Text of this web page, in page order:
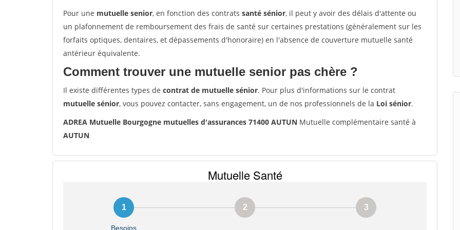
Pour une mutuelle senior, en fonction des contrats santé sénior, il peut y avoir des délais d'attente ou
un plafonnement de remboursement des frais de santé sur certaines prestations (généralement sur les
forfaits optiques, dentaires, et dépassements d'honoraire) en l'absence de couverture mutuelle santé
antérieur équivalente.
Comment trouver une mutuelle senior pas chère ?
Il existe différentes types de contrat de mutuelle sénior. Pour plus d'informations sur le contrat
mutuelle sénior, vous pouvez contacter, sans engagement, un de nos professionnels de la Loi sénior.
ADREA Mutuelle Bourgogne mutuelles d'assurances 71400 AUTUN Mutuelle complémentaire santé à
AUTUN